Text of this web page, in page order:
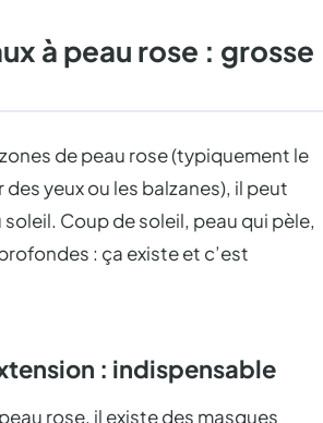
à peau rose : grosse
de peau rose (typiquement le
yeux ou les balzanes), il peut
Coup de soleil, peau qui pèle,
: ça existe et c’est
: indispensable
rose, il existe des masques